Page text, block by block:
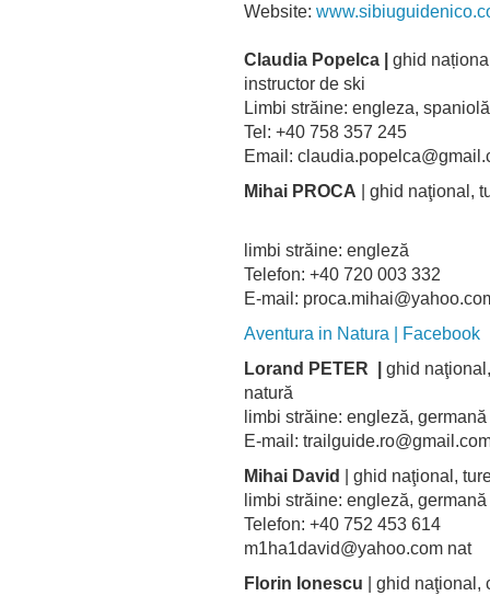
Website:
Claudia Popelca | ghid
instructor de ski
Limbi străine: engleza, spaniolă
Tel: +40 758 357 245
Email:
Mihai PROCA | ghid naţional,
limbi străine: engleză
Telefon: +40 720 003 332
E-mail:
Aventura in Natura | Facebook
Lorand PETER | ghid
natură
limbi străine: engleză, germană
E-mail:
Mihai David | ghid naţional,
limbi străine: engleză,
Telefon: +40 752 453 614
m1ha1david@yahoo.com nat
Florin Ionescu | ghid naţional,